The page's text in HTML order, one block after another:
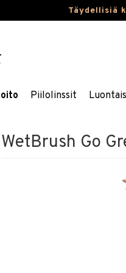
Täydellisiä
Piilolinssit
WetBrush Go